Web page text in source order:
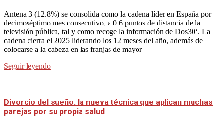
Antena 3 (12.8%) se consolida como la cadena líder en España por
decimoséptimo mes consecutivo, a 0.6 puntos de distancia de la
televisión pública, tal y como recoge la información de Dos30‘. La
cadena cierra el 2025 liderando los 12 meses del año, además de
colocarse a la cabeza en las franjas de mayor
Seguir leyendo
Divorcio del sueño: la nueva técnica que aplican muchas
parejas por su propia salud